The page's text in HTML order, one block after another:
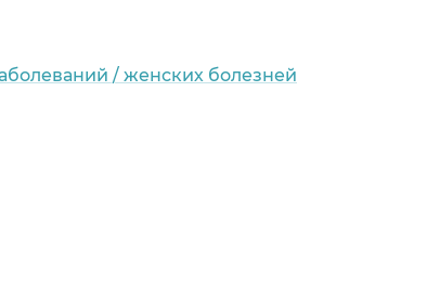
/ женских болезней